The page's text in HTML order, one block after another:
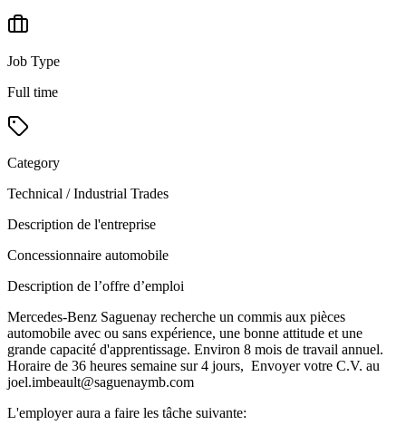
Job Type
Full time
Category
Technical / Industrial Trades
Description de l'entreprise
Concessionnaire automobile
Description de l’offre d’emploi
Mercedes-Benz Saguenay recherche un commis aux pièces
automobile avec ou sans expérience, une bonne attitude et une
grande capacité d'apprentissage. Environ 8 mois de travail annuel.
Horaire de 36 heures semaine sur 4 jours, Envoyer votre C.V. au
joel.imbeault@saguenaymb.com
L'employer aura a faire les tâche suivante: